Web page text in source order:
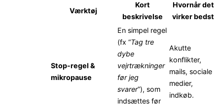
Værktøj
Kort
beskrivelse
Hvornår det
virker bedst
Stop-regel &
mikropause
En simpel regel
(fx “Tag tre
dybe
vejrtrækninger
før jeg
svarer”), som
indsættes før
Akutte
konflikter,
mails, sociale
medier,
indkøb.